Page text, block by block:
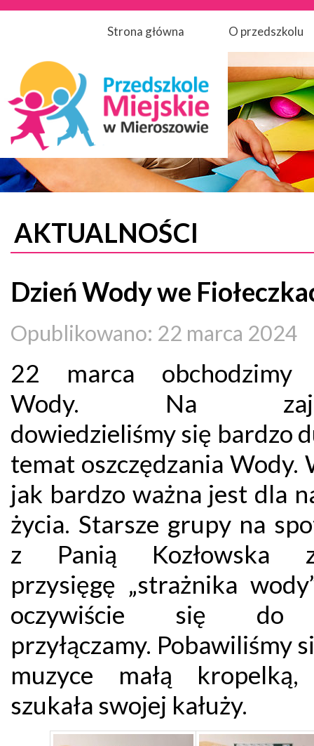
Strona główna O przedszkolu
AKTUALNOŚCI
Dzień Wody we
Opublikowano: 22 marca 2024
22 marca obchodzimy
Wody. Na
dowiedzieliśmy się bardzo
temat oszczędzania Wody.
jak bardzo ważna jest dla
życia. Starsze grupy na
z Panią Kozłowska
przysięgę „strażnika
oczywiście się do
przyłączamy. Pobawiliśmy
muzyce małą
szukała swojej kałuży.